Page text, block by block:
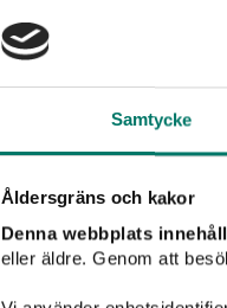
Samtycke
Åldersgräns och kakor
Denna webbplats
eller äldre. Genom att
4)